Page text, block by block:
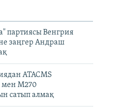
партиясы Венгрия
заңгер Андраш
ATACMS
M270
сатып алмақ